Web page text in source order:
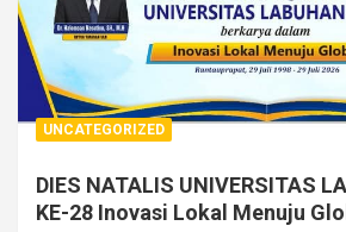
UNCATEGORIZED
DIES NATALIS UNIVERSITAS
KE-28 Inovasi Lokal Menuju